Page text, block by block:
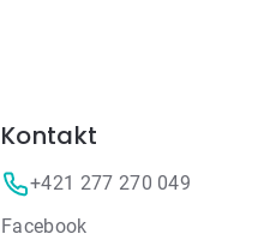
Kontakt
+421 277 270 049
Facebook